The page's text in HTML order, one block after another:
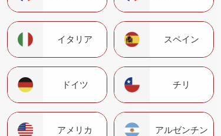
イタリア スペイン
ドイツ チリ
アメリカ アルゼンチン